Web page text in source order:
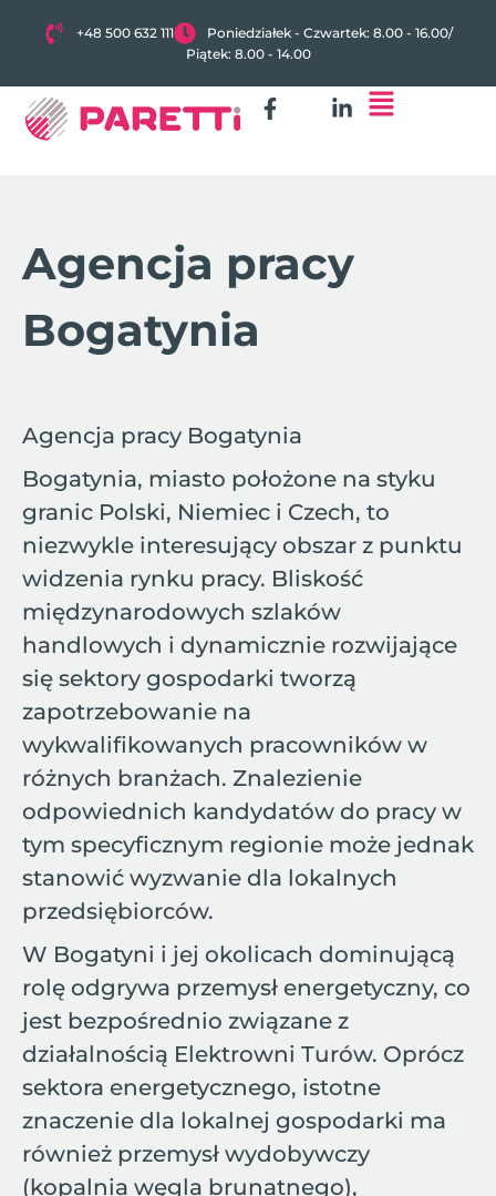
+48 500 632 111 Poniedziałek - Czwartek: 8.00 - 16.00/
Piątek: 8.00 - 14.00
Agencja pracy
Bogatynia
Agencja pracy Bogatynia
Bogatynia, miasto położone na styku
granic Polski, Niemiec i Czech, to
niezwykle interesujący obszar z punktu
widzenia rynku pracy. Bliskość
międzynarodowych szlaków
handlowych i dynamicznie rozwijające
się sektory gospodarki tworzą
zapotrzebowanie na
wykwalifikowanych pracowników w
różnych branżach. Znalezienie
odpowiednich kandydatów do pracy w
tym specyficznym regionie może jednak
stanowić wyzwanie dla lokalnych
przedsiębiorców.
W Bogatyni i jej okolicach dominującą
rolę odgrywa przemysł energetyczny, co
jest bezpośrednio związane z
działalnością Elektrowni Turów. Oprócz
sektora energetycznego, istotne
znaczenie dla lokalnej gospodarki ma
również przemysł wydobywczy
(kopalnia węgla brunatnego),